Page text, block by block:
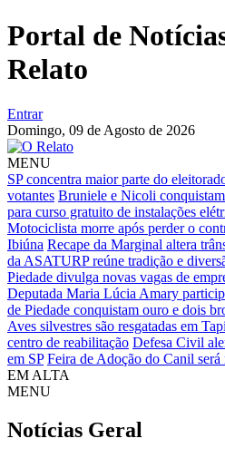
Portal de
Relato
Entrar
Domingo, 09 de Agosto de 2026
MENU
SP concentra maior parte do
votantes Bruniele e Nicoli
para curso gratuito de instalações
Motociclista morre após perder o
Ibiúna Recape da Marginal altera
da ASATURP reúne tradição e
Piedade divulga novas vagas de
Deputada Maria Lúcia Amary
de Piedade conquistam ouro e dois
Aves silvestres são resgatadas em
centro de reabilitação Defesa Civil
em SP Feira de Adoção do Canil será
EM ALTA
MENU
Notícias Geral